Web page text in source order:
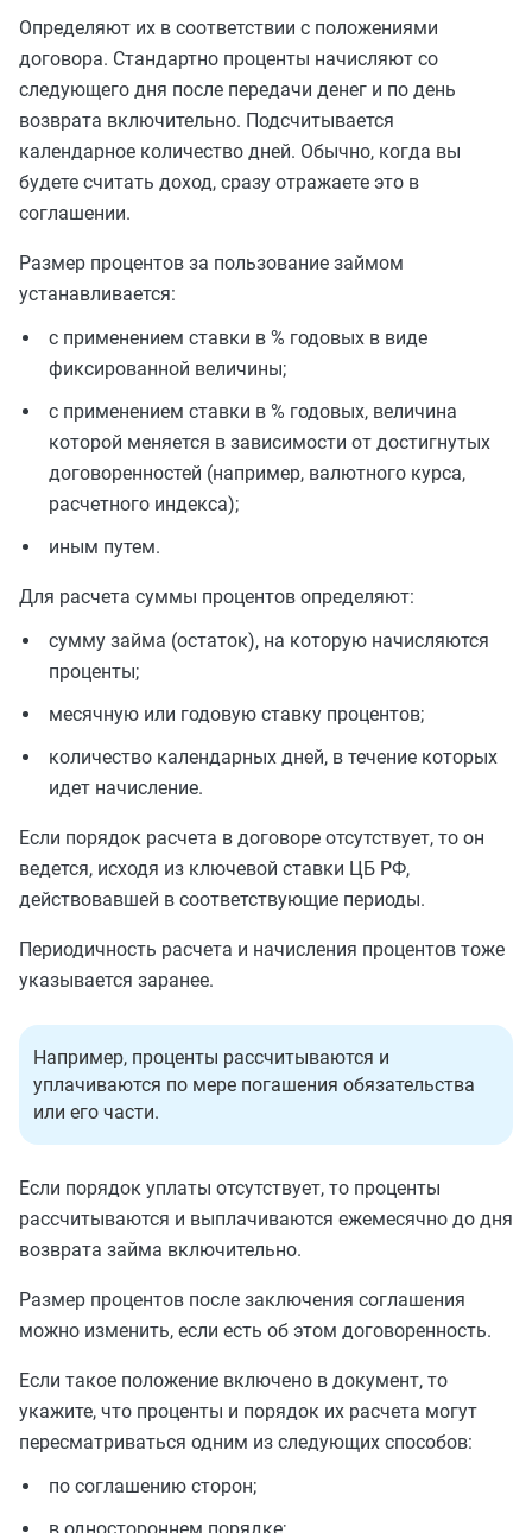
Определяют их в соответствии с положениями
договора. Стандартно проценты начисляют со
следующего дня после передачи денег и по день
возврата включительно. Подсчитывается
календарное количество дней. Обычно, когда вы
будете считать доход, сразу отражаете это в
соглашении.
Размер процентов за пользование займом
устанавливается:
с применением ставки в % годовых в виде
фиксированной величины;
с применением ставки в % годовых, величина
которой меняется в зависимости от достигнутых
договоренностей (например, валютного курса,
расчетного индекса);
иным путем.
Для расчета суммы процентов определяют:
сумму займа (остаток), на которую начисляются
проценты;
месячную или годовую ставку процентов;
количество календарных дней, в течение которых
идет начисление.
Если порядок расчета в договоре отсутствует, то он
ведется, исходя из ключевой ставки ЦБ РФ,
действовавшей в соответствующие периоды.
Периодичность расчета и начисления процентов тоже
указывается заранее.
Например, проценты рассчитываются и
уплачиваются по мере погашения обязательства
или его части.
Если порядок уплаты отсутствует, то проценты
рассчитываются и выплачиваются ежемесячно до дня
возврата займа включительно.
Размер процентов после заключения соглашения
можно изменить, если есть об этом договоренность.
Если такое положение включено в документ, то
укажите, что проценты и порядок их расчета могут
пересматриваться одним из следующих способов:
по соглашению сторон;